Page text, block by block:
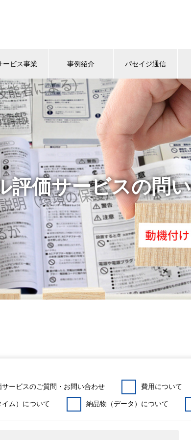
ービス事業 事例紹介 パセイジ通信
評価サービスの問
サービスのご質問・お問い合わせ 費用について
ム）について 納品物（データ）について